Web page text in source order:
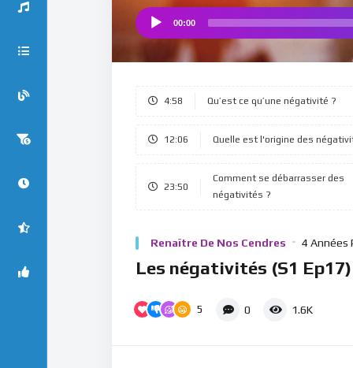
Player
00:00
4:58 Qu’est ce qu’une négativité ?
12:06 Quelle est l'origine des
23:50
Comment se débarrasser des
négativités ?
Renaître De Nos Cendres 4 Années
Les négativités (S1 Ep17)
5 0 1.6K